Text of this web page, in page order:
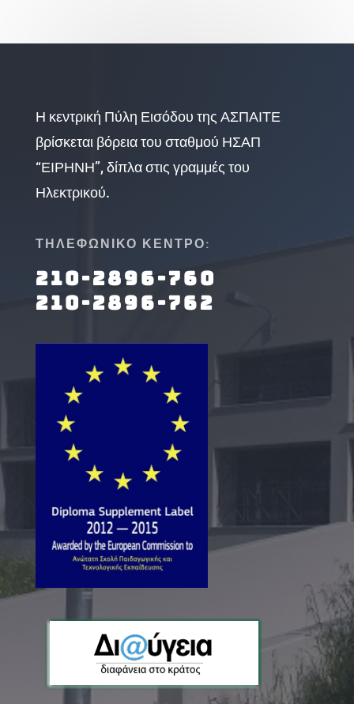
Η κεντρική Πύλη Εισόδου της ΑΣΠΑΙΤΕ
βρίσκεται βόρεια του σταθμού ΗΣΑΠ
“ΕΙΡΗΝΗ”, δίπλα στις γραμμές του
Ηλεκτρικού.
ΤΗΛΕΦΩΝΙΚΟ ΚΕΝΤΡΟ:
210-2896-760
210-2896-762